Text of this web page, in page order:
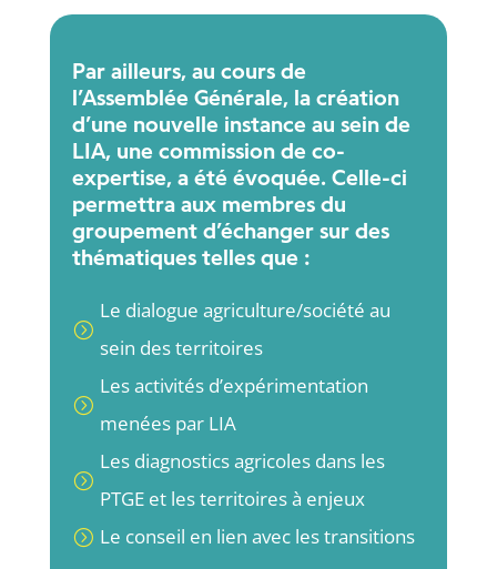
Par ailleurs, au cours de
l’Assemblée Générale, la création
d’une nouvelle instance au sein de
LIA, une commission de co-
expertise, a été évoquée. Celle-ci
permettra aux membres du
groupement d’échanger sur des
thématiques telles que :
=
Le dialogue agriculture/société au
sein des territoires
=
Les activités d’expérimentation
menées par LIA
=
Les diagnostics agricoles dans les
PTGE et les territoires à enjeux
= Le conseil en lien avec les transitions